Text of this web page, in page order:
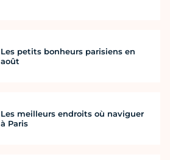
Les petits bonheurs parisiens en
août
Les meilleurs endroits où naviguer
à Paris